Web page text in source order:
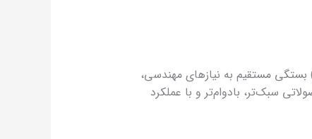
الیاف چاپد (از جمله الیاف شیشه 4، 6 و 12 میل، الیاف کِولار 6 میل و الیاف کربن 6 میل) بستگی مستقیم به نیازهای مهندسی،
سبک‌تر، بادوام‌تر و با عملکرد